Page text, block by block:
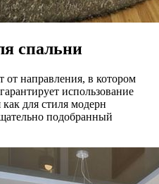
спальни
от направления, в котором
использование
для стиля модерн
подобранный